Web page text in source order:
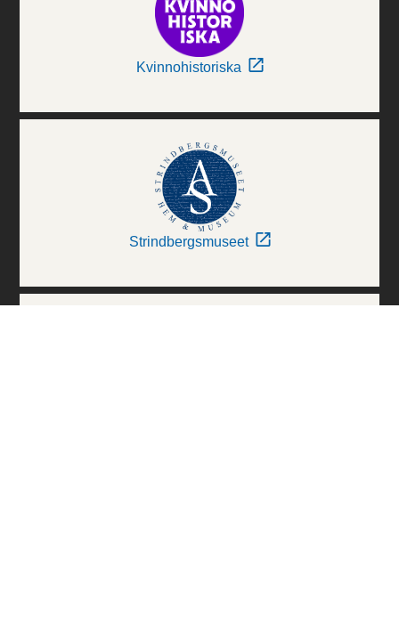
Kvinnohistoriska
Strindbergsmuseet